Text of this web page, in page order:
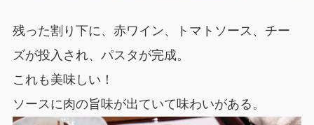
残った割り下に、赤ワイン、トマトソース、チー
ズが投入され、パスタが完成。
これも美味しい！
ソースに肉の旨味が出ていて味わいがある。